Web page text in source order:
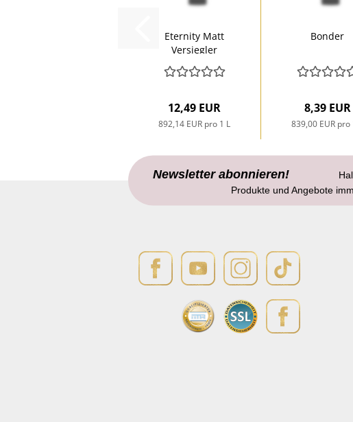
Eternity Matt
Versiegler
12,49 EUR
892,14 EUR pro 1 L
Bonder
8,39 EUR
839,00 EUR pro
Newsletter abonnieren!
Produkte und Angebote